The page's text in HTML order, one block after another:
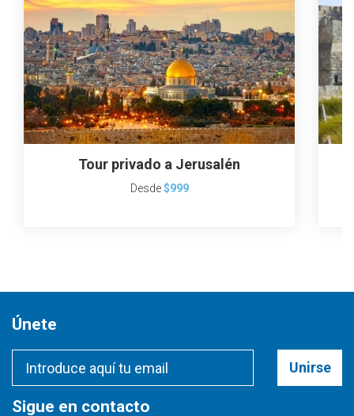
Tour privado a Jerusalén
Desde$999
Únete
Unirse
Sigue en contacto